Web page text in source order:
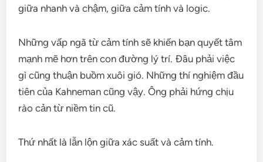
giữa nhanh và chậm, giữa cảm tính và logic.
Những vấp ngã từ cảm tính sẽ khiến bạn quyết tâm
mạnh mẽ hơn trên con đường lý trí. Đâu phải việc
gì cũng thuận buồm xuôi gió. Những thí nghiệm đầu
tiên của Kahneman cũng vậy. Ông phải hứng chịu
rào cản từ niềm tin cũ.
Thứ nhất là lẫn lộn giữa xác suất và cảm tính.